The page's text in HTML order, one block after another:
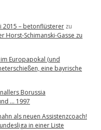
2015 – betonflüsterer zu
Horst-Schimanski-Gasse zu
Europapokal (und
eine bayrische
Borussia
… 1997
als neuen Assistenzcoach!
in einer Liste